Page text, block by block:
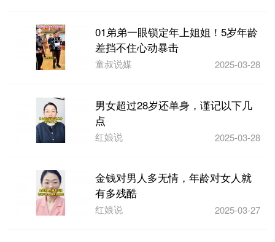
01弟弟一眼锁定年上姐姐！5岁年龄
差挡不住心动暴击
童叔说媒 2025-03-28
男女超过28岁还单身，谨记以下几
点
红娘说 2025-03-28
金钱对男人多无情，年龄对女人就
有多残酷
红娘说 2025-03-27